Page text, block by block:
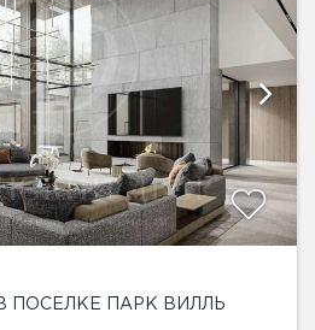
ПОСЕЛКЕ ПАРК ВИЛЛЬ